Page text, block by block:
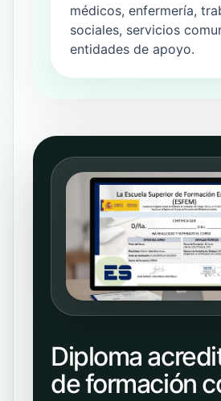
médicos, enfermería,
sociales, servicios
entidades de apoyo.
Diploma
de formación